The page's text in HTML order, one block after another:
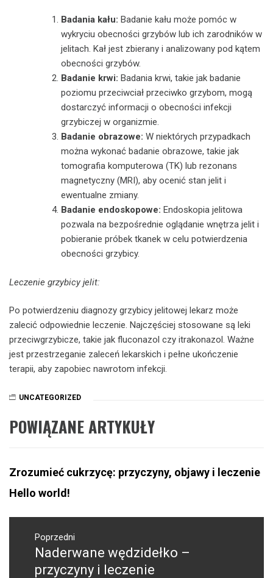
Badania kału: Badanie kału może pomóc w
wykryciu obecności grzybów lub ich zarodników w
jelitach. Kał jest zbierany i analizowany pod kątem
obecności grzybów.
Badanie krwi: Badania krwi, takie jak badanie
poziomu przeciwciał przeciwko grzybom, mogą
dostarczyć informacji o obecności infekcji
grzybiczej w organizmie.
Badanie obrazowe: W niektórych przypadkach
można wykonać badanie obrazowe, takie jak
tomografia komputerowa (TK) lub rezonans
magnetyczny (MRI), aby ocenić stan jelit i
ewentualne zmiany.
Badanie endoskopowe: Endoskopia jelitowa
pozwala na bezpośrednie oglądanie wnętrza jelit i
pobieranie próbek tkanek w celu potwierdzenia
obecności grzybicy.
Leczenie grzybicy jelit:
Po potwierdzeniu diagnozy grzybicy jelitowej lekarz może
zalecić odpowiednie leczenie. Najczęściej stosowane są leki
przeciwgrzybicze, takie jak fluconazol czy itrakonazol. Ważne
jest przestrzeganie zaleceń lekarskich i pełne ukończenie
terapii, aby zapobiec nawrotom infekcji.
UNCATEGORIZED
POWIĄZANE ARTYKUŁY
Zrozumieć cukrzycę: przyczyny, objawy i leczenie
Hello world!
Nawigacja
wpisuPoprzedni
Poprzedni
wpis:
Naderwane wędzidełko –
przyczyny i leczenie